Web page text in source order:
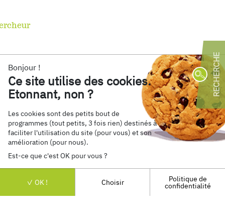
Par
Retrouvez nous sur
Mentions Légales Confidentialité Contact
Bonjour !
Ce site utilise des cookies.
Etonnant, non ?
Les cookies sont des petits bout de
programmes (tout petits, 3 fois rien) destinés à
faciliter l'utilisation du site (pour vous) et son
amélioration (pour nous).
Est-ce que c'est OK pour vous ?
OK ! Choisir Politique de
confidentialité